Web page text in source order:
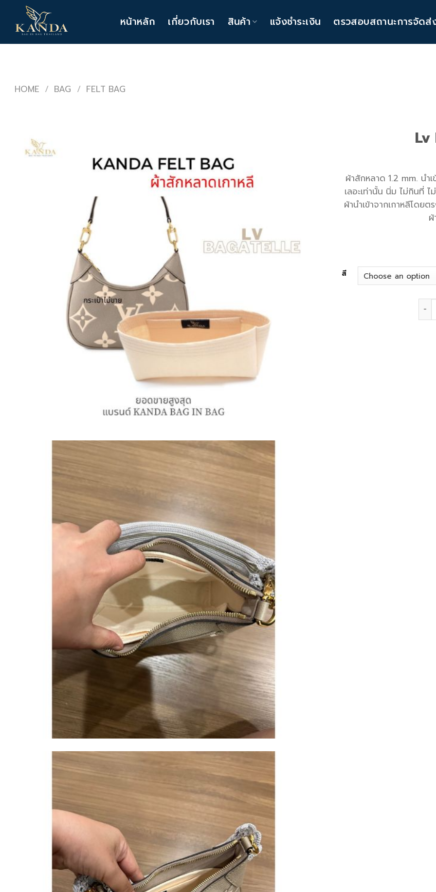
content
หน้าหลัก เกี่ยวกับเรา สินค้า แจ้งชำระเงิน ตรวสอบสถานะการจัดส่
HOME / BAG / FELT BAG
ผ้าสักหลาด 1.2 mm. นำ
เลอะเท่านั้น นิ่ม ไม่กินที่
ผ้านำเข้าจากเกาหลีโดย
สี